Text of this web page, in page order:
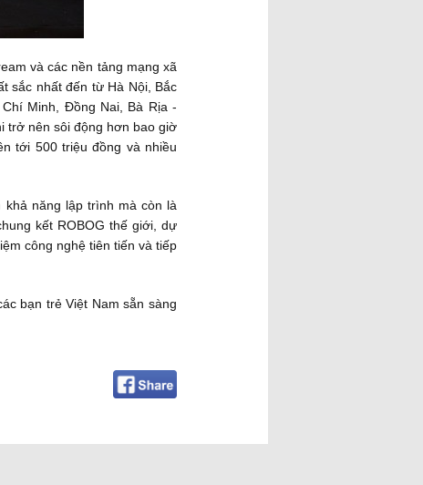
và các nền tảng mạng xã
sắc nhất đến từ Hà Nội, Bắc
Minh, Đồng Nai, Bà Rịa -
trở nên sôi động hơn bao giờ
tới 500 triệu đồng và nhiều
khả năng lập trình mà còn là
kết ROBOG thế giới, dự
công nghệ tiên tiến và tiếp
bạn trẻ Việt Nam sẵn sàng